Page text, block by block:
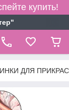
купить!
ДЛЯ